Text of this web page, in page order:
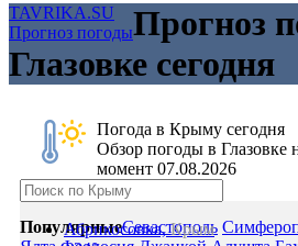
TAVRIKA.SU
Прогноз погодыПрогноз
Глазовке сегодня
Погода в Крыму сегодня
Обзор погоды в Глазовке
момент 07.08.2026
Абрикосовка,Крым
ПопулярныеСевастополь